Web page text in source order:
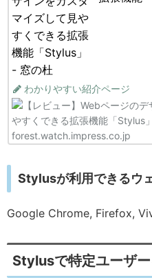
わかりやすい紹介ページ
forest.watch.impress.co.jp
Stylusが利用できるウ
Google Chrome, Firefox,
Stylusで特定ユーザ